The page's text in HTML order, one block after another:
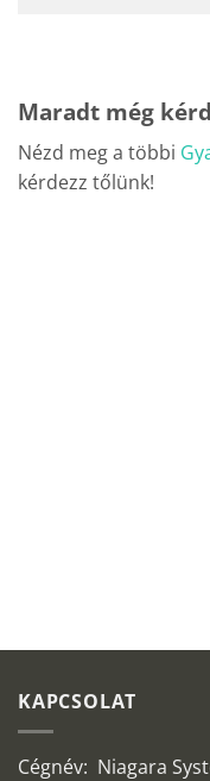
Maradt még
Nézd meg a többi
kérdezz tőlünk!
KAPCSOLAT
Cégnév: Niagara